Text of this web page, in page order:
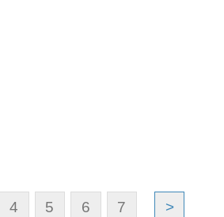
4 5 6 7 >